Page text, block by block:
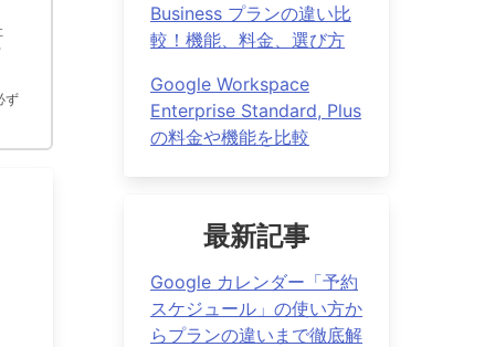
ず
Business プランの違い比
較！機能、料金、選び方
Google Workspace
Enterprise Standard, Plus
の料金や機能を比較
最新記事
Google カレンダー「予約
スケジュール」の使い方か
らプランの違いまで徹底解